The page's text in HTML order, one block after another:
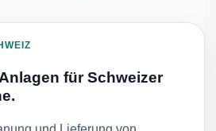
für Schweizer